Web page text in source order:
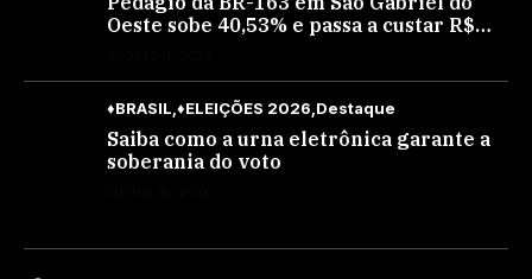
Oeste sobe 40,53% e passa a custar R$
♦BRASIL ♦ELEIÇÕES 2026 Destaque
Saiba como a urna eletrônica garante a
soberania do voto